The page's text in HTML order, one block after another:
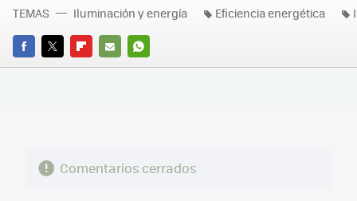
FACEBOOK
TWITTERFLIPBOARD
E-
WHATSAPP
TEMAS Iluminación y energía Eficiencia energética
Comentarios cerrados